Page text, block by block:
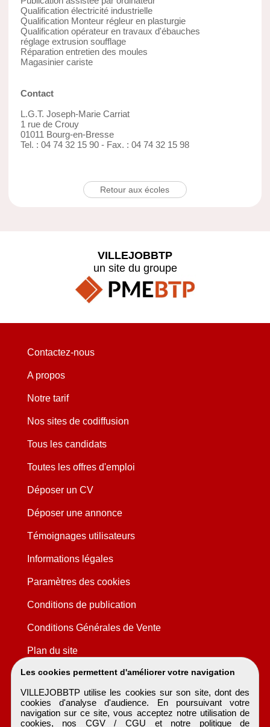
Qualification électricité industrielle
Qualification Monteur régleur en plasturgie
Qualification opérateur en travaux d'ébauches
réglage extrusion soufflage
Réparation entretien des moules
Magasinier cariste
Contact
L.G.T. Joseph-Marie Carriat
1 rue de Crouy
01011 Bourg-en-Bresse
Tel. : 04 74 32 15 90 - Fax. : 04 74 32 15 98
Retour aux écoles
Les cookies permettent d'améliorer votre navigation
VILLEJOBBTP utilise les cookies sur son site, dont des
cookies d'analyse d'audience. En poursuivant votre
navigation sur ce site, vous acceptez notre utilisation de
cookies, nos CGV / CGU et notre politique de
VILLEJOBBTP
un site du groupe
Contactez-nous
A propos
Notre tarif
Nos sites de codiffusion
Tous les candidats
Toutes les offres d'emploi
Déposer un CV
Déposer une annonce
Témoignages utilisateurs
Informations légales
Paramètres des cookies
Conditions de publication
Conditions Générales de Vente
Plan du site